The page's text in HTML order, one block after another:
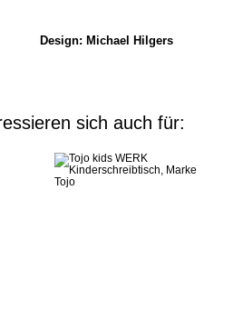
Design: Michael Hilgers
sich auch für: